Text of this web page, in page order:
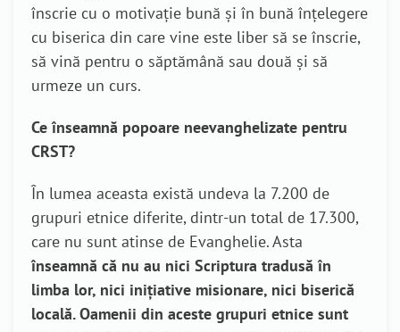
înscrie cu o motivație bună și în bună înțelegere
cu biserica din care vine este liber să se înscrie,
să vină pentru o săptămână sau două și să
urmeze un curs.
Ce înseamnă popoare neevanghelizate pentru
CRST?
În lumea aceasta există undeva la 7.200 de
grupuri etnice diferite, dintr-un total de 17.300,
care nu sunt atinse de Evanghelie. Asta
înseamnă că nu au nici Scriptura tradusă în
limba lor, nici inițiative misionare, nici biserică
locală. Oamenii din aceste grupuri etnice sunt